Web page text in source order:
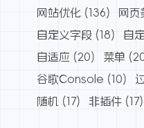
网站优化 (136) 网页
自定义字段 (18) 自
自适应 (20) 菜单
谷歌Console (10)
随机 (17) 非插件 (17)